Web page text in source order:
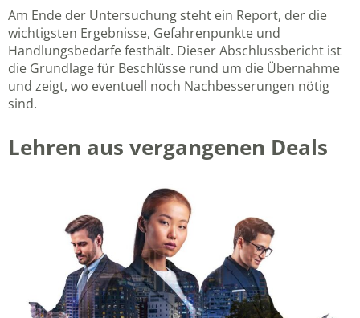
Am Ende der Untersuchung steht ein Report, der die
wichtigsten Ergebnisse, Gefahrenpunkte und
Handlungsbedarfe festhält. Dieser Abschlussbericht ist
die Grundlage für Beschlüsse rund um die Übernahme
und zeigt, wo eventuell noch Nachbesserungen nötig
sind.
Lehren aus vergangenen Deals